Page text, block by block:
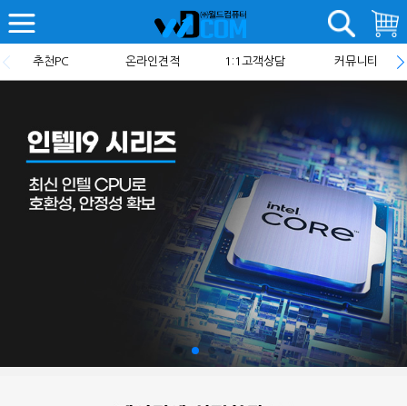
추천PC 온라인견적 1:1고객상담 커뮤니티